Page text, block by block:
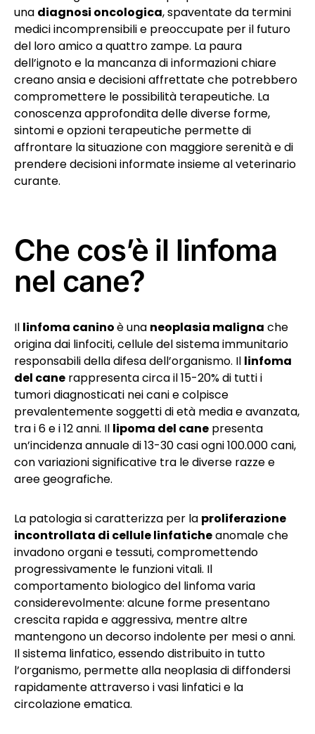
una diagnosi oncologica, spaventate da termini
medici incomprensibili e preoccupate per il futuro
del loro amico a quattro zampe. La paura
dell’ignoto e la mancanza di informazioni chiare
creano ansia e decisioni affrettate che potrebbero
compromettere le possibilità terapeutiche. La
conoscenza approfondita delle diverse forme,
sintomi e opzioni terapeutiche permette di
affrontare la situazione con maggiore serenità e di
prendere decisioni informate insieme al veterinario
curante.
Che cos’è il linfoma
nel cane?
Il linfoma caninoè una neoplasia maligna che
origina dai linfociti, cellule del sistema immunitario
responsabili della difesa dell’organismo. Il linfoma
del cane rappresenta circa il 15-20% di tutti i
tumori diagnosticati nei cani e colpisce
prevalentemente soggetti di età media e avanzata,
tra i 6 e i 12 anni. Il lipoma del cane presenta
un’incidenza annuale di 13-30 casi ogni 100.000 cani,
con variazioni significative tra le diverse razze e
aree geografiche.
La patologia si caratterizza per la proliferazione
incontrollata di cellule linfaticheanomale che
invadono organi e tessuti, compromettendo
progressivamente le funzioni vitali. Il
comportamento biologico del linfoma varia
considerevolmente: alcune forme presentano
crescita rapida e aggressiva, mentre altre
mantengono un decorso indolente per mesi o anni.
Il sistema linfatico, essendo distribuito in tutto
l’organismo, permette alla neoplasia di diffondersi
rapidamente attraverso i vasi linfatici e la
circolazione ematica.